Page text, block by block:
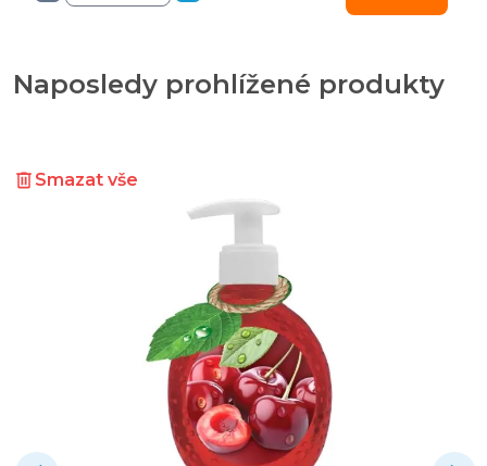
Naposledy prohlížené produkty
Smazat vše